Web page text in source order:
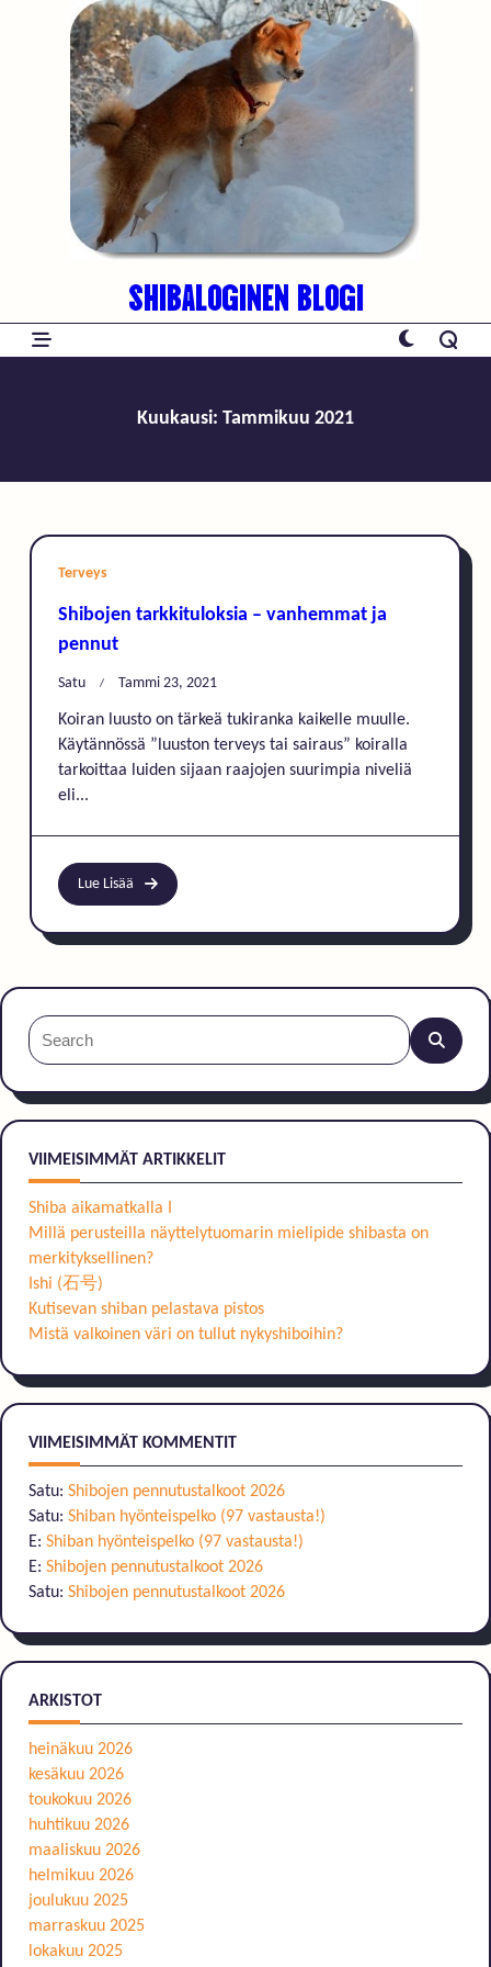
SHIBALOGINEN BLOGI
Kuukausi: Tammikuu 2021
Terveys
Shibojen tarkkituloksia – vanhemmat ja
pennut
Satu Tammi 23, 2021
Koiran luusto on tärkeä tukiranka kaikelle muulle.
Käytännössä ”luuston terveys tai sairaus” koiralla
tarkoittaa luiden sijaan raajojen suurimpia niveliä
eli...
Lue Lisää
Search
for:
VIIMEISIMMÄT ARTIKKELIT
Shiba aikamatkalla I
Millä perusteilla näyttelytuomarin mielipide shibasta on
merkityksellinen?
Ishi (石号)
Kutisevan shiban pelastava pistos
Mistä valkoinen väri on tullut nykyshiboihin?
VIIMEISIMMÄT KOMMENTIT
Satu: Shibojen pennutustalkoot 2026
Satu: Shiban hyönteispelko (97 vastausta!)
E: Shiban hyönteispelko (97 vastausta!)
E: Shibojen pennutustalkoot 2026
Satu: Shibojen pennutustalkoot 2026
ARKISTOT
heinäkuu 2026
kesäkuu 2026
toukokuu 2026
huhtikuu 2026
maaliskuu 2026
helmikuu 2026
joulukuu 2025
marraskuu 2025
lokakuu 2025